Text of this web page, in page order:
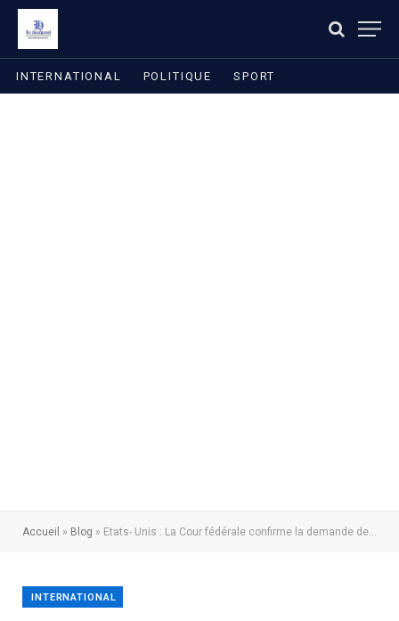
INTERNATIONAL POLITIQUE SPORT
Accueil » Blog » Etats- Unis : La Cour fédérale confirme la demande de l’administration Trump exigeant aux hôpitaux et aux assureurs maladie la transparence des prix
INTERNATIONAL